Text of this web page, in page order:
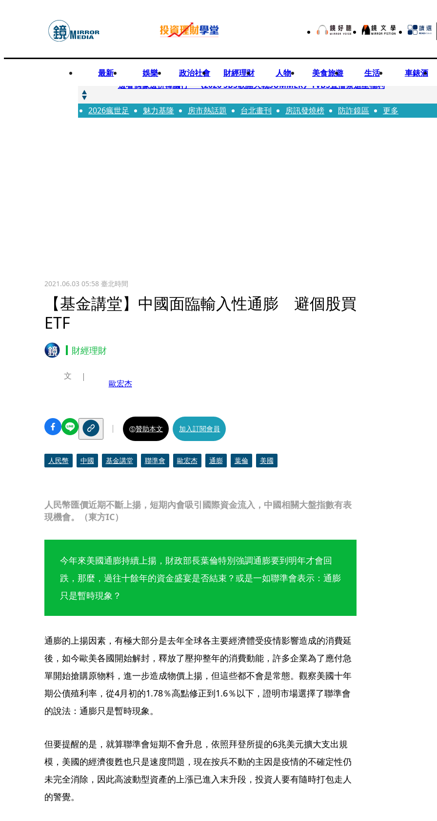
最新 娛樂 政治社會 財經理財 人物 美食旅遊 生活 車錶酒
快訊
邊看偶像邊拚韓國行 《2026 SBS歌謠大戰SUMMER》TVBS直播祭追星福利
快訊
代誌大條火急跳船？ 宏碁派任李文詳接掌兆基屋管2天就喊撤出！
2026瘋世足 魅力基隆 房市熱話題 台北畫刊 房訊發燒榜 防詐鏡區 更多
2021.06.03 05:58臺北時間
【基金講堂】中國面臨輸入性通膨 避個股買
ETF
財經理財
人民幣匯價近期不斷上揚，短期內會吸引國際資金流入，中國相關大盤指數有表
現機會。（東方IC）
文
歐宏杰
贊助本文 加入訂閱會員
人民幣 中國 基金講堂 聯準會 歐宏杰 通膨 葉倫 美國
今年來美國通膨持續上揚，財政部長葉倫特別強調通膨要到明年才會回
跌，那麼，過往十餘年的資金盛宴是否結束？或是一如聯準會表示：通膨
只是暫時現象？
通膨的上揚因素，有極大部分是去年全球各主要經濟體受疫情影響造成的消費延
後，如今歐美各國開始解封，釋放了壓抑整年的消費動能，許多企業為了應付急
單開始搶購原物料，進一步造成物價上揚，但這些都不會是常態。觀察美國十年
期公債殖利率，從4月初的1.78％高點修正到1.6％以下，證明市場選擇了聯準會
的說法：通膨只是暫時現象。
但要提醒的是，就算聯準會短期不會升息，依照拜登所提的6兆美元擴大支出規
模，美國的經濟復甦也只是速度問題，現在按兵不動的主因是疫情的不確定性仍
未完全消除，因此高波動型資產的上漲已進入末升段，投資人要有隨時打包走人
的警覺。